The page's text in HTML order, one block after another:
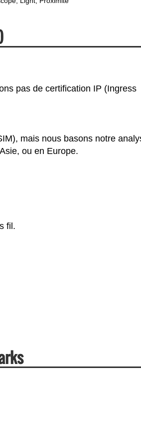
pas de certification IP (Ingress
mais nous basons notre
ou en Europe.
fil.